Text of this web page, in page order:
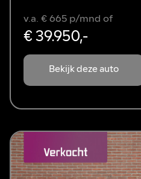
Bekijk deze auto
v.a. € 665 p/mnd of
€ 39.950,-